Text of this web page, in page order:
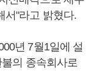
서"라고 밝혔다.
년 7월1일에 설
의 종속회사로